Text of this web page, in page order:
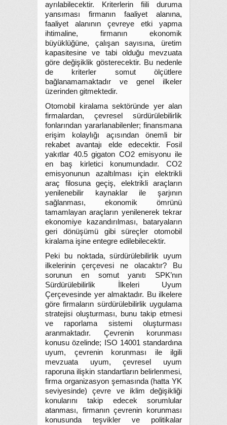
ayrılabilecektir. Kriterlerin fiili duruma
yansıması firmanın faaliyet alanına,
faaliyet alanının çevreye etki yapma
ihtimaline, firmanın ekonomik
büyüklüğüne, çalışan sayısına, üretim
kapasitesine ve tabi olduğu mevzuata
göre değişiklik gösterecektir. Bu nedenle
de kriterler somut ölçütlere
bağlanamamaktadır ve genel ilkeler
üzerinden gitmektedir.
Otomobil kiralama sektöründe yer alan
firmalardan, çevresel sürdürülebilirlik
fonlarından yararlanabilenler; finansmana
erişim kolaylığı açısından önemli bir
rekabet avantajı elde edecektir. Fosil
yakıtlar 40.5 gigaton CO2 emisyonu ile
en baş kirletici konumundadır. CO2
emisyonunun azaltılması için elektrikli
araç filosuna geçiş, elektrikli araçların
yenilenebilir kaynaklar ile şarjının
sağlanması, ekonomik ömrünü
tamamlayan araçların yenilenerek tekrar
ekonomiye kazandırılması, bataryaların
geri dönüşümü gibi süreçler otomobil
kiralama işine entegre edilebilecektir.
Peki bu noktada, sürdürülebilirlik uyum
ilkelerinin çerçevesi ne olacaktır? Bu
sorunun en somut yanıtı SPK’nın
Sürdürülebilirlik İlkeleri Uyum
Çerçevesinde yer almaktadır. Bu ilkelere
göre firmaların sürdürülebilirlik uygulama
stratejisi oluşturması, bunu takip etmesi
ve raporlama sistemi oluşturması
aranmaktadır. Çevrenin korunması
konusu özelinde; ISO 14001 standardına
uyum, çevrenin korunması ile ilgili
mevzuata uyum, çevresel uyum
raporuna ilişkin standartların belirlenmesi,
firma organizasyon şemasında (hatta YK
seviyesinde) çevre ve iklim değişikliği
konularını takip edecek sorumlular
atanması, firmanın çevrenin korunması
konusunda teşvikler ve politikalar